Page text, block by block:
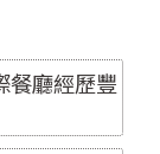
餐廳經歷豐